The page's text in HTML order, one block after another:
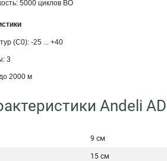
5000 циклов ВО
(С0): -25 ... +40
3
2000 м
Andeli
9 см
15 см